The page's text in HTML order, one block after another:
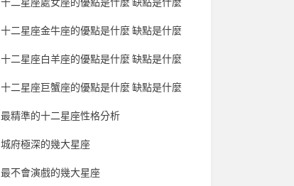
十二星座處女座的優點是什麼 缺點是什麼
十二星座金牛座的優點是什麼 缺點是什麼
十二星座白羊座的優點是什麼 缺點是什麼
十二星座巨蟹座的優點是什麼 缺點是什麼
最精準的十二星座性格分析
城府極深的幾大星座
最不會演戲的幾大星座